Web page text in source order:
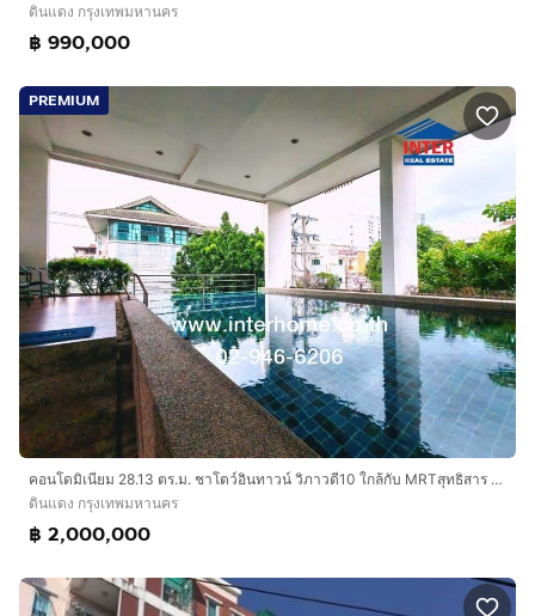
ดินแดง กรุงเทพมหานคร
฿ 990,000
PREMIUM
คอนโดมิเนียม 28.13 ตร.ม. ชาโตว์อินทาวน์ วิภาวดี10 ใกล้กับ MRTสุทธิสาร ซอยวิภาวดีรังสิต10 ซอยอินทามระ33 ถนนสุทธิสารวินิจฉัย ถนนวิภาวดีรังสิต
ดินแดง กรุงเทพมหานคร
฿ 2,000,000